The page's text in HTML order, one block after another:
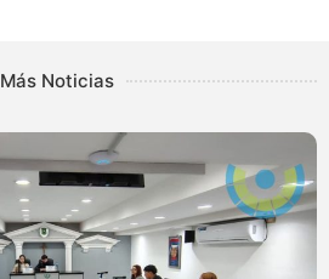
Más Noticias